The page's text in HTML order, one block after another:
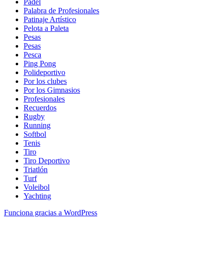
Palabra de Profesionales
Patinaje Artístico
Pelota a Paleta
Pesas
Pesas
Pesca
Ping Pong
Polideportivo
Por los clubes
Por los Gimnasios
Profesionales
Recuerdos
Rugby
Running
Softbol
Tenis
Tiro
Tiro Deportivo
Triatlón
Turf
Voleibol
Yachting
Funciona gracias a WordPress